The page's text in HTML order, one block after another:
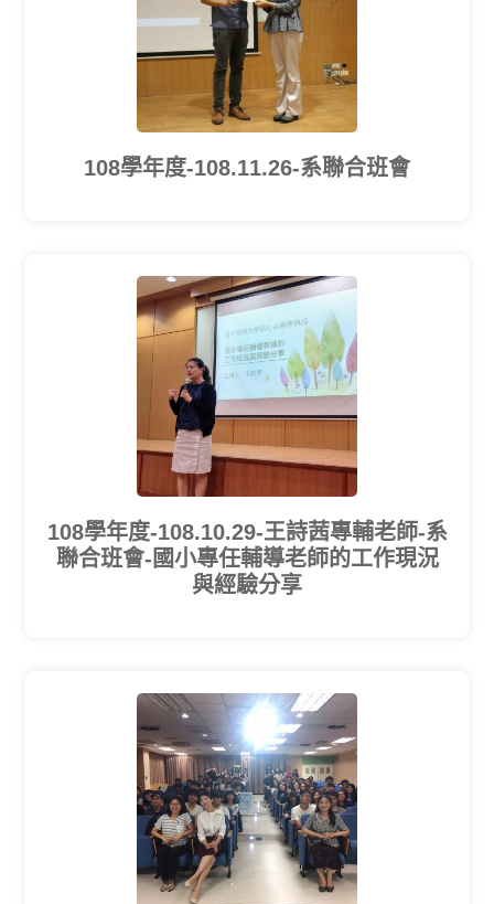
108學年度-108.11.26-系聯合班會
108學年度-108.10.29-王詩茜專輔老師-系
聯合班會-國小專任輔導老師的工作現況
與經驗分享